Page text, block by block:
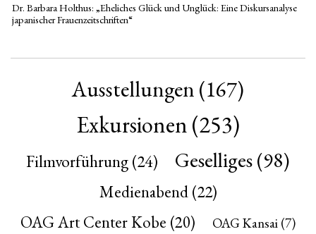
Dr. Barbara Holthus: „Eheliches Glück und Unglück: Eine Diskursanalyse
japanischer Frauenzeitschriften“
Ausstellungen (167)
Exkursionen(253)
Filmvorführung(24) Geselliges(98)
Medienabend(22)
OAG Art Center Kobe (20) OAG Kansai (7)